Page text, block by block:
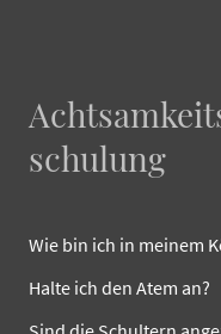
schulung
Wie bin ich in meinem
Halte ich den Atem an?